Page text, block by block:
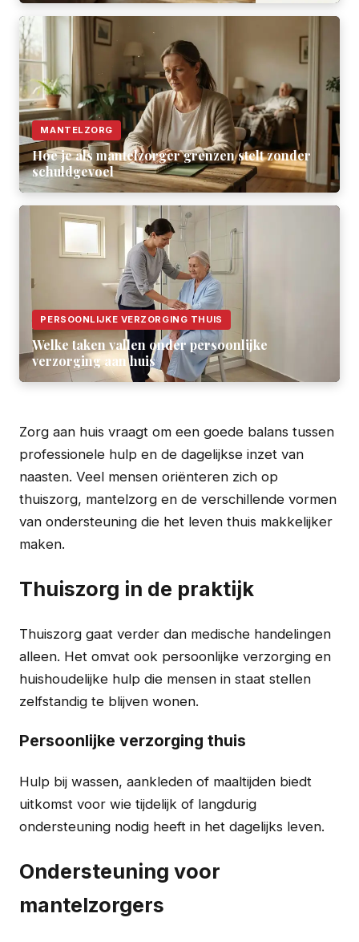
MANTELZORG
Hoe je als mantelzorger grenzen stelt zonder
schuldgevoel
PERSOONLIJKE VERZORGING THUIS
Welke taken vallen onder persoonlijke
verzorging aan huis
Zorg aan huis vraagt om een goede balans tussen
professionele hulp en de dagelijkse inzet van
naasten. Veel mensen oriënteren zich op
thuiszorg, mantelzorg en de verschillende vormen
van ondersteuning die het leven thuis makkelijker
maken.
Thuiszorg in de praktijk
Thuiszorg gaat verder dan medische handelingen
alleen. Het omvat ook persoonlijke verzorging en
huishoudelijke hulp die mensen in staat stellen
zelfstandig te blijven wonen.
Persoonlijke verzorging thuis
Hulp bij wassen, aankleden of maaltijden biedt
uitkomst voor wie tijdelijk of langdurig
ondersteuning nodig heeft in het dagelijks leven.
Ondersteuning voor
mantelzorgers